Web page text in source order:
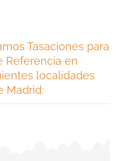
Tasaciones para
Referencia en
localidades
Madrid: